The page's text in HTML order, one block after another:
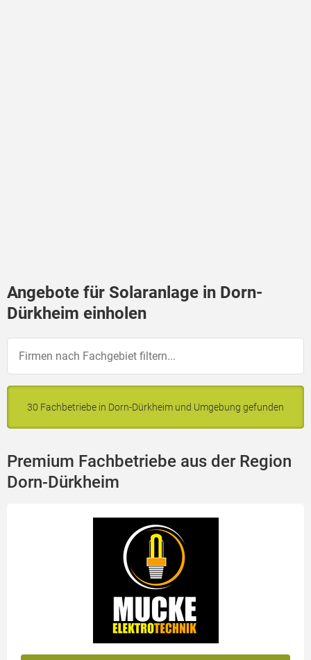
Angebote für Solaranlage in Dorn-
Dürkheim einholen
30 Fachbetriebe in Dorn-Dürkheim und Umgebung gefunden
Premium Fachbetriebe aus der Region
Dorn-Dürkheim